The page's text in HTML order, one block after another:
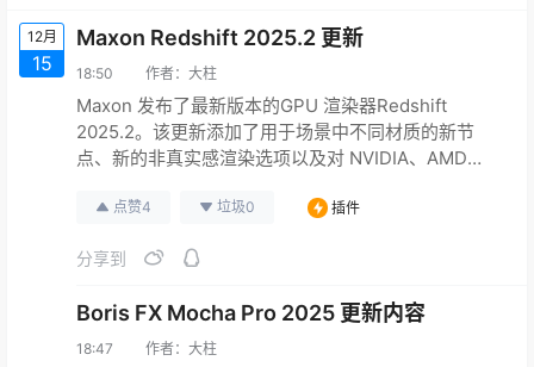
12月
15
Maxon Redshift 2025.2 更新
18:50 作者： 大柱
Maxon 发布了最新版本的GPU 渲染器Redshift
2025.2。该更新添加了用于场景中不同材质的新节
点、新的非真实感渲染选项以及对 NVIDIA、AMD
效和动画工作，工作室可以获得 USD 命令行渲染工
他 DCC 软件。 用于在场景对象中随机改变材质的新
点赞4 垃圾0 插件
分享到
Boris FX Mocha Pro 2025 更新内容
18:47 作者： 大柱